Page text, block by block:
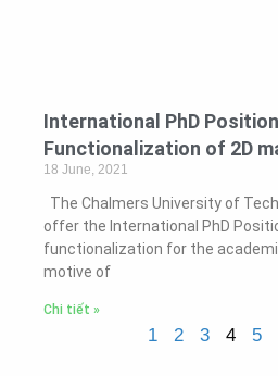
International PhD
Functionalization of 2D
18 June, 2021
The Chalmers University of
offer the International PhD
functionalization for the
motive of
Chi tiết »
1 2 3 4 5